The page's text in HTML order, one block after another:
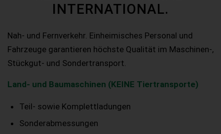
INTERNATIONAL.
Nah- und Fernverkehr. Einheimisches Personal und
Fahrzeuge garantieren höchste Qualität im Maschinen-,
Stückgut- und Sondertransport.
Land- und Baumaschinen (KEINE Tiertransporte)
Teil- sowie Komplettladungen
Sonderabmessungen